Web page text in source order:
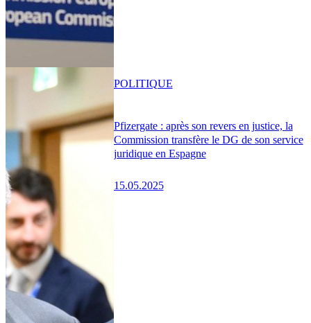
Pfizergate : après son revers en justice, la
Commission transfère le DG de son service
juridique en Espagne
15.05.2025
POLITIQUE